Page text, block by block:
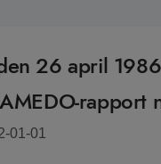
26 april
rapport
01-01